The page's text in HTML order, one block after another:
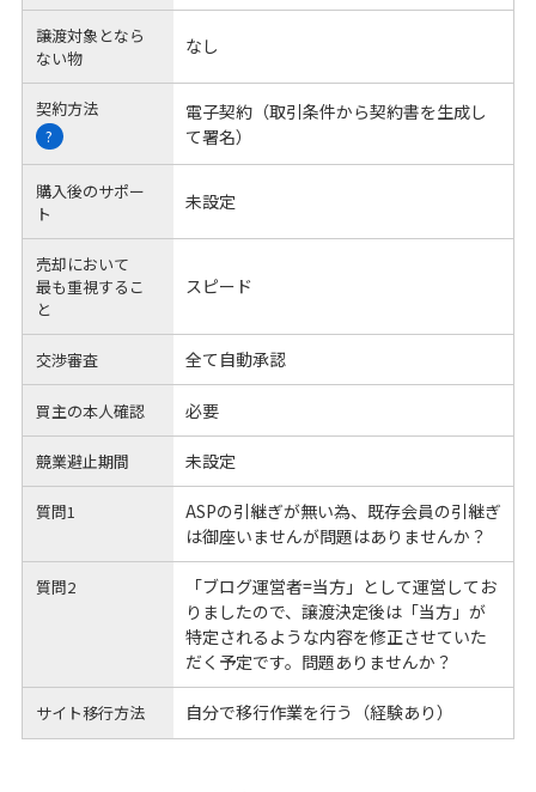
譲渡対象となら
ない物
なし
契約方法
?
電子契約（取引条件から契約書を生成し
て署名）
購入後のサポー
ト
未設定
売却において
最も重視するこ
と
スピード
交渉審査 全て自動承認
買主の本人確認 必要
競業避止期間 未設定
質問1
ASPの引継ぎが無い為、既存会員の引継ぎ
は御座いませんが問題はありませんか？
質問2
「ブログ運営者=当方」として運営してお
りましたので、譲渡決定後は「当方」が
特定されるような内容を修正させていた
だく予定です。問題ありませんか？
サイト移行方法 自分で移行作業を行う（経験あり）